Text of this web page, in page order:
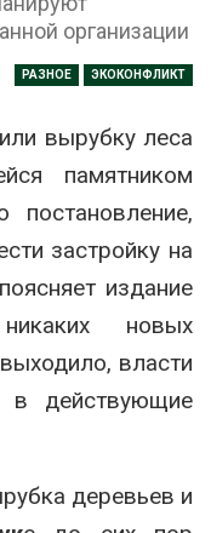
организации
РАЗНОЕ ЭКОКОНФЛИКТ
вырубку леса
памятником
застройку на
издание
новых
власти
в действующие
деревьев и